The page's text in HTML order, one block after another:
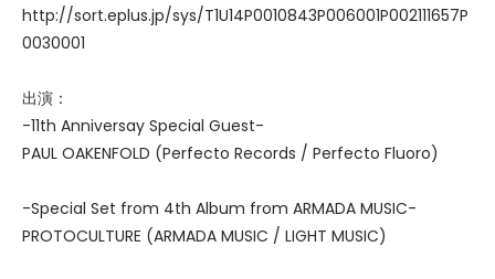
http://sort.eplus.jp/sys/T1U14P0010843P006001P002111657P
0030001
出演：
-11th Anniversay Special Guest-
PAUL OAKENFOLD (Perfecto Records / Perfecto Fluoro)
-Special Set from 4th Album from ARMADA MUSIC-
PROTOCULTURE (ARMADA MUSIC / LIGHT MUSIC)